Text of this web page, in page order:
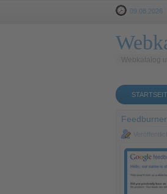
09.08.2026
Webkatalog